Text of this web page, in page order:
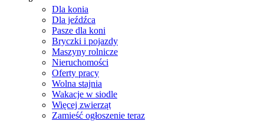
Dla konia
Dla jeźdźca
Pasze dla koni
Bryczki i pojazdy
Maszyny rolnicze
Nieruchomości
Oferty pracy
Wolna stajnia
Wakacje w siodle
Więcej zwierząt
Zamieść ogłoszenie teraz